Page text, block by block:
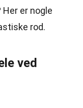
er nogle
rod.
ved